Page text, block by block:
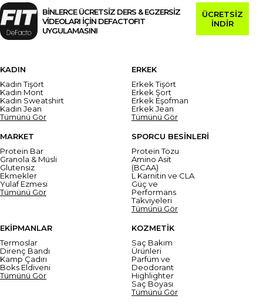
BİNLERCE ÜCRETSİZ DERS & EGZERSİZ
VİDEOLARI İÇİN DEFACTOFIT
UYGULAMASINI
ÜCRETSİZ
İNDİR
KADIN
Kadın Tişört
Kadın Mont
Kadın Sweatshirt
Kadın Jean
Tümünü Gör
ERKEK
Erkek Tişört
Erkek Şort
Erkek Eşofman
Erkek Jean
Tümünü Gör
MARKET
Protein Bar
Granola & Müsli
Glutensiz
Ekmekler
Yulaf Ezmesi
Tümünü Gör
SPORCU BESİNLERİ
Protein Tozu
Amino Asit
(BCAA)
L Karnitin ve CLA
Güç ve
Performans
Takviyeleri
Tümünü Gör
EKİPMANLAR
Termoslar
Direnç Bandı
Kamp Çadırı
Boks Eldiveni
Tümünü Gör
KOZMETİK
Saç Bakım
Ürünleri
Parfüm ve
Deodorant
Highlighter
Saç Boyası
Tümünü Gör